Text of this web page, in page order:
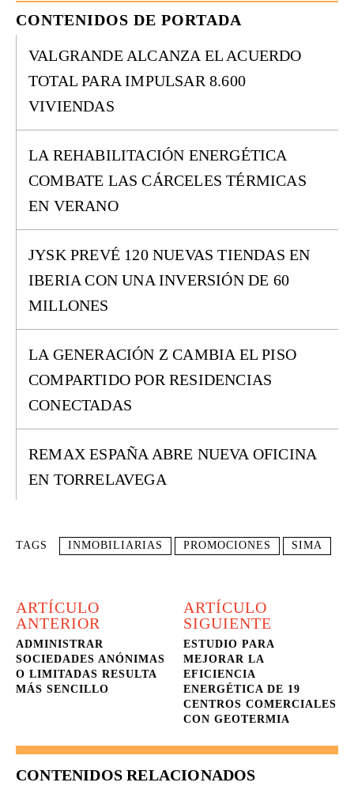
CONTENIDOS DE PORTADA
VALGRANDE ALCANZA EL ACUERDO
TOTAL PARA IMPULSAR 8.600
VIVIENDAS
LA REHABILITACIÓN ENERGÉTICA
COMBATE LAS CÁRCELES TÉRMICAS
EN VERANO
JYSK PREVÉ 120 NUEVAS TIENDAS EN
IBERIA CON UNA INVERSIÓN DE 60
MILLONES
LA GENERACIÓN Z CAMBIA EL PISO
COMPARTIDO POR RESIDENCIAS
CONECTADAS
REMAX ESPAÑA ABRE NUEVA OFICINA
EN TORRELAVEGA
TAGS INMOBILIARIAS PROMOCIONES SIMA
ARTÍCULO
ANTERIOR
ADMINISTRAR
SOCIEDADES ANÓNIMAS
O LIMITADAS RESULTA
MÁS SENCILLO
ARTÍCULO
SIGUIENTE
ESTUDIO PARA
MEJORAR LA
EFICIENCIA
ENERGÉTICA DE 19
CENTROS COMERCIALES
CON GEOTERMIA
CONTENIDOS RELACIONADOS